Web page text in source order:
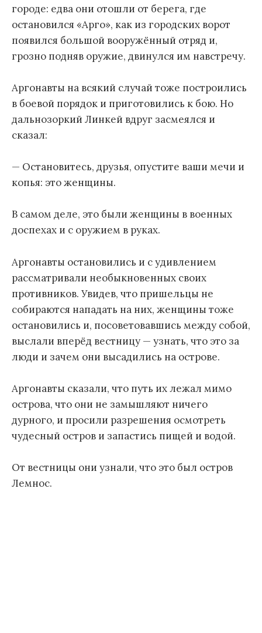
городе: едва они отошли от берега, где
остановился «Арго», как из городских ворот
появился большой вооружённый отряд и,
грозно подняв оружие, двинулся им навстречу.
Аргонавты на всякий случай тоже построились
в боевой порядок и приготовились к бою. Но
дальнозоркий Линкей вдруг засмеялся и
сказал:
— Остановитесь, друзья, опустите ваши мечи и
копья: это женщины.
В самом деле, это были женщины в военных
доспехах и с оружием в руках.
Аргонавты остановились и с удивлением
рассматривали необыкновенных своих
противников. Увидев, что пришельцы не
собираются нападать на них, женщины тоже
остановились и, посоветовавшись между собой,
выслали вперёд вестницу — узнать, что это за
люди и зачем они высадились на острове.
Аргонавты сказали, что путь их лежал мимо
острова, что они не замышляют ничего
дурного, и просили разрешения осмотреть
чудесный остров и запастись пищей и водой.
От вестницы они узнали, что это был остров
Лемнос.